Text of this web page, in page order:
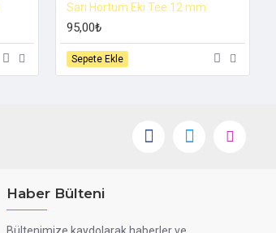
Sarı Hortum Eki Tee 12 mm
95,00₺
Sepete Ekle
Haber Bülteni